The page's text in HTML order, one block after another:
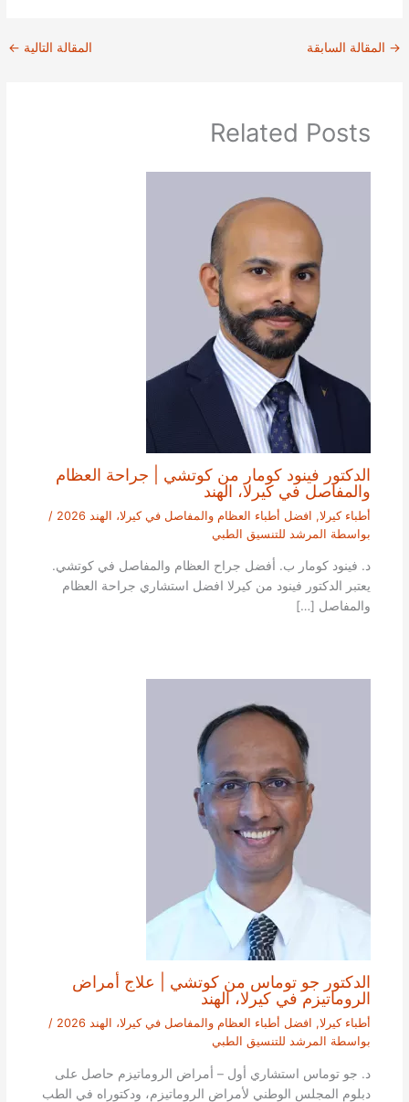
→ المقالة السابقة المقالة التالية ←
Related Posts
الدكتور فينود كومار من كوتشي | جراحة العظام
والمفاصل في كيرلا، الهند
أطباء كيرلا, افضل أطباء العظام والمفاصل في كيرلا، الهند 2026
/
بواسطة المرشد للتنسيق الطبي
د. فينود كومار ب. أفضل جراح العظام والمفاصل في كوتشي.
يعتبر الدكتور فينود من كيرلا افضل استشاري جراحة العظام
والمفاصل […]
الدكتور جو توماس من كوتشي | علاج أمراض
الروماتيزم في كيرلا، الهند
أطباء كيرلا, افضل أطباء العظام والمفاصل في كيرلا، الهند 2026
/
بواسطة المرشد للتنسيق الطبي
د. جو توماس استشاري أول – أمراض الروماتيزم حاصل على
دبلوم المجلس الوطني لأمراض الروماتيزم، ودكتوراه في الطب